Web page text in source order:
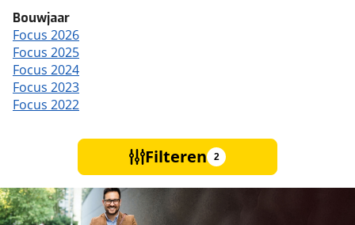
Bouwjaar
Focus 2026
Focus 2025
Focus 2024
Focus 2023
Focus 2022
Filteren 2